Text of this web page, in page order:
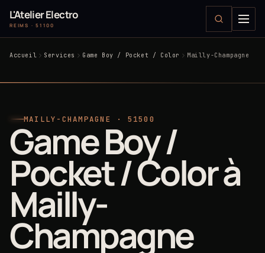
L'Atelier Electro
REIMS · 51100
Accueil Services Game Boy / Pocket / Color Mailly-Champagne
MAILLY-CHAMPAGNE · 51500
Game Boy /
Pocket / Color à
Mailly-
Champagne